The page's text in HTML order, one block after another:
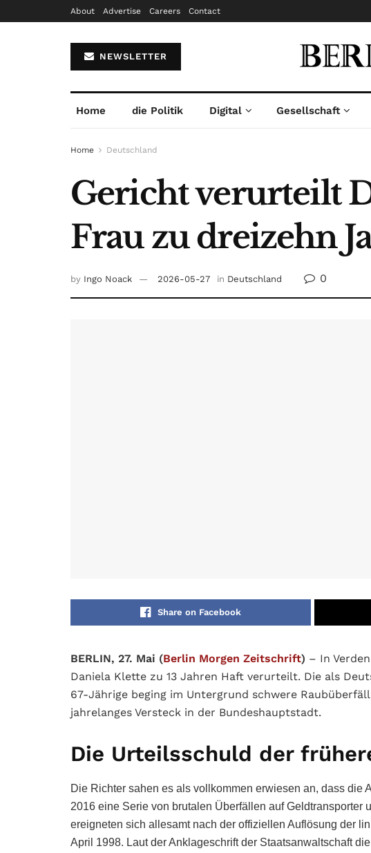
About Advertise Careers Contact
NEWSLETTER
Home die Politik Digital Gesellschaft
Home Deutschland
Gericht verurteilt
Frau zu dreizehn
by Ingo Noack 2026-05-27 in Deutschland 0
Share on Facebook
BERLIN, 27. Mai (Berlin Morgen Zeitschrift) – In
Daniela Klette zu 13 Jahren Haft verurteilt. Die als
67-Jährige beging im Untergrund schwere
jahrelanges Versteck in der Bundeshauptstadt.
Die Urteilsschuld der
Die Richter sahen es als vollkommen erwiesen an, dass die
2016 eine Serie von brutalen Überfällen auf Geldtransporter
ereigneten sich allesamt nach der offiziellen Auflösung der
April 1998. Laut der Anklageschrift der Staatsanwaltschaft